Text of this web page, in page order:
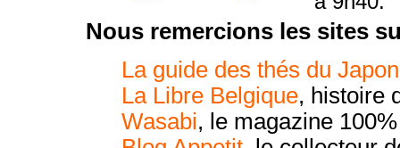
Nous remercions les sites
La guide des thés du Japon
La Libre Belgique, histoire
Wasabi, le magazine